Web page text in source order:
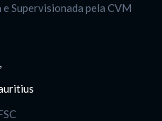
Supervisionada pela CVM